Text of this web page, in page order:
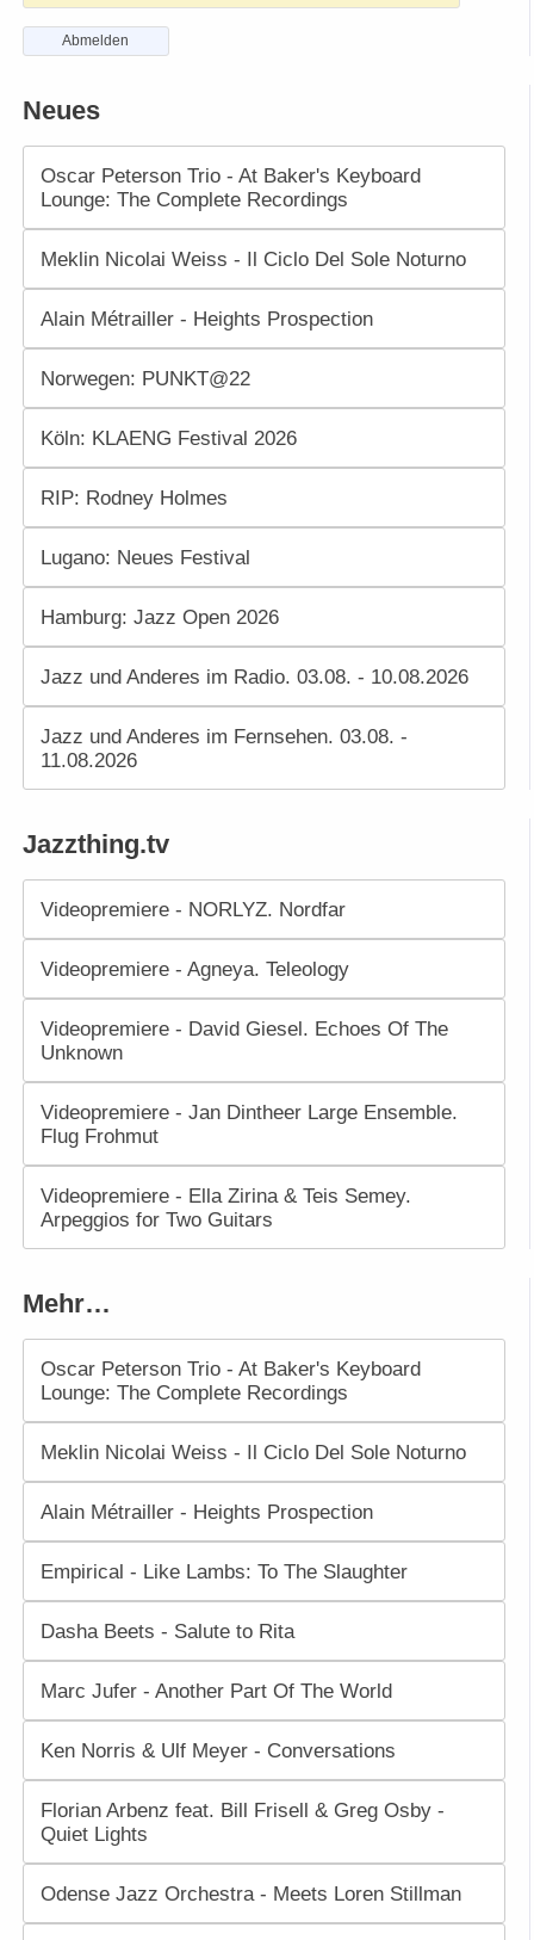
Abmelden
Neues
Oscar Peterson Trio - At Baker's Keyboard
Lounge: The Complete Recordings
Meklin Nicolai Weiss - Il Ciclo Del Sole Noturno
Alain Métrailler - Heights Prospection
Norwegen: PUNKT@22
Köln: KLAENG Festival 2026
RIP: Rodney Holmes
Lugano: Neues Festival
Hamburg: Jazz Open 2026
Jazz und Anderes im Radio. 03.08. - 10.08.2026
Jazz und Anderes im Fernsehen. 03.08. -
11.08.2026
Jazzthing.tv
Videopremiere - NORLYZ. Nordfar
Videopremiere - Agneya. Teleology
Videopremiere - David Giesel. Echoes Of The
Unknown
Videopremiere - Jan Dintheer Large Ensemble.
Flug Frohmut
Videopremiere - Ella Zirina & Teis Semey.
Arpeggios for Two Guitars
Mehr…
Oscar Peterson Trio - At Baker's Keyboard
Lounge: The Complete Recordings
Meklin Nicolai Weiss - Il Ciclo Del Sole Noturno
Alain Métrailler - Heights Prospection
Empirical - Like Lambs: To The Slaughter
Dasha Beets - Salute to Rita
Marc Jufer - Another Part Of The World
Ken Norris & Ulf Meyer - Conversations
Florian Arbenz feat. Bill Frisell & Greg Osby -
Quiet Lights
Odense Jazz Orchestra - Meets Loren Stillman